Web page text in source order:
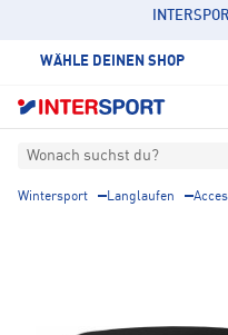
WÄHLE DEINEN SHOP
Wonach suchst du?
Wintersport Langlaufen